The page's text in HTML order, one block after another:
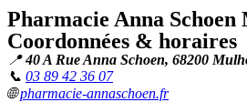
Pharmacie Anna Schoen
Coordonnées & horaires
📍40 A Rue Anna Schoen, 68200
📞 03 89 42 36 07
🌐pharmacie-annaschoen.fr